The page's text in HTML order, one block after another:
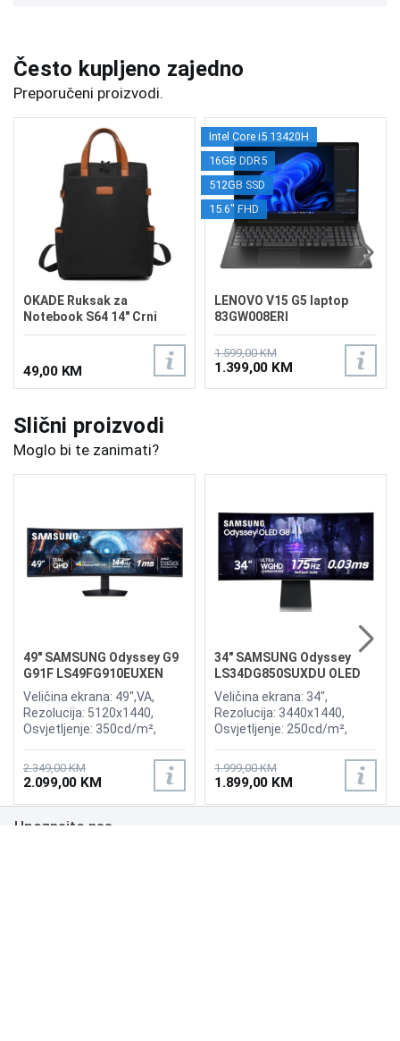
Često kupljeno zajedno
Preporučeni proizvodi.
OKADE Ruksak za
Notebook S64 14" Crni
49,00 KM
Intel Core i5 13420H
16GB DDR5
512GB SSD
15.6" FHD
LENOVO V15 G5 laptop
83GW008ERI
1.599,00 KM
1.399,00 KM
Slični proizvodi
Moglo bi te zanimati?
49" SAMSUNG Odyssey G9
G91F LS49FG910EUXEN
144Hz Gaming Curved
Display
Veličina ekrana: 49",VA,
Rezolucija: 5120x1440,
Osvjetljenje: 350cd/m²,
Osvježenje: 144Hz, AMD
FreeSync Premium Pro,
Priključci: 2xHDMI 2.1,
DisplayPort, 2xUSB 3.2, USB-
B
2.349,00 KM
2.099,00 KM
34" SAMSUNG Odyssey
LS34DG850SUXDU OLED
G8 175Hz Gaming Curved
Display
Veličina ekrana: 34",
Rezolucija: 3440x1440,
Osvjetljenje: 250cd/m²,
Osvježenje: 175Hz, AMD
FreeSync Premium,
Wireless LAN, Bluetooth ,
Priključci: 2xHDMI,
1.999,00 KM
1.899,00 KM
Upoznajte nas